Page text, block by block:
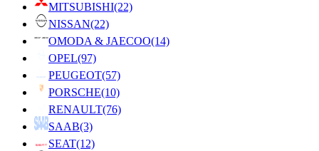
MITSUBISHI(22)
NISSAN(22)
OMODA & JAECOO(14)
OPEL(97)
PEUGEOT(57)
PORSCHE(10)
RENAULT(76)
SAAB(3)
SEAT(12)